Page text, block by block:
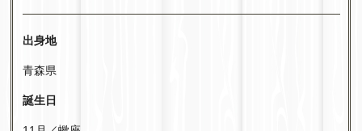
出身地
青森県
誕生日